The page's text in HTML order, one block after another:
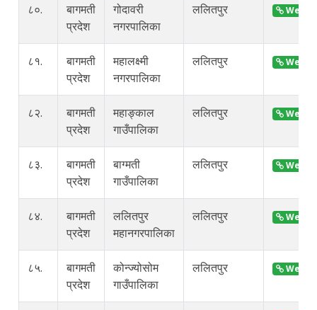
८०.
बागमती
प्रदेश
गोदावरी
नगरपालिका
ललितपुर Web
८१.
बागमती
प्रदेश
महालक्ष्मी
नगरपालिका
ललितपुर Web
८२.
बागमती
प्रदेश
महाङ्काल
गाउँपालिका
ललितपुर Web
८३.
बागमती
प्रदेश
बाग्मती
गाउँपालिका
ललितपुर Web
८४.
बागमती
प्रदेश
ललितपुर
महानगरपालिका
ललितपुर Web
८५.
बागमती
प्रदेश
कोन्ज्योसोम
गाउँपालिका
ललितपुर Web